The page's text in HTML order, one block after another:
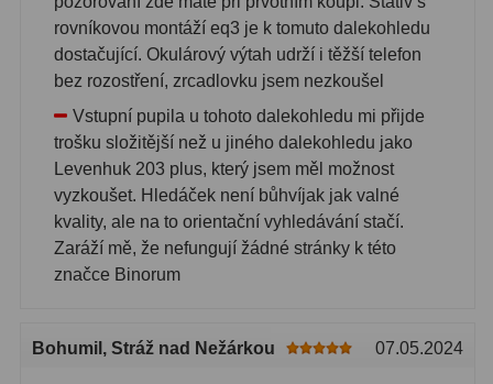
rovníkovou montáží eq3 je k tomuto dalekohledu
dostačující. Okulárový výtah udrží i těžší telefon
bez rozostření, zrcadlovku jsem nezkoušel
Vstupní pupila u tohoto dalekohledu mi přijde
trošku složitější než u jiného dalekohledu jako
Levenhuk 203 plus, který jsem měl možnost
vyzkoušet. Hledáček není bůhvíjak jak valné
kvality, ale na to orientační vyhledávání stačí.
Zaráží mě, že nefungují žádné stránky k této
značce Binorum
Bohumil , Stráž nad Nežárkou 07.05.2024